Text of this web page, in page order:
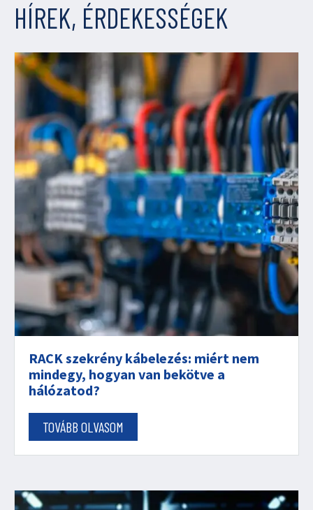
HÍREK, ÉRDEKESSÉGEK
RACK szekrény kábelezés: miért nem
mindegy, hogyan van bekötve a
hálózatod?
TOVÁBB OLVASOM